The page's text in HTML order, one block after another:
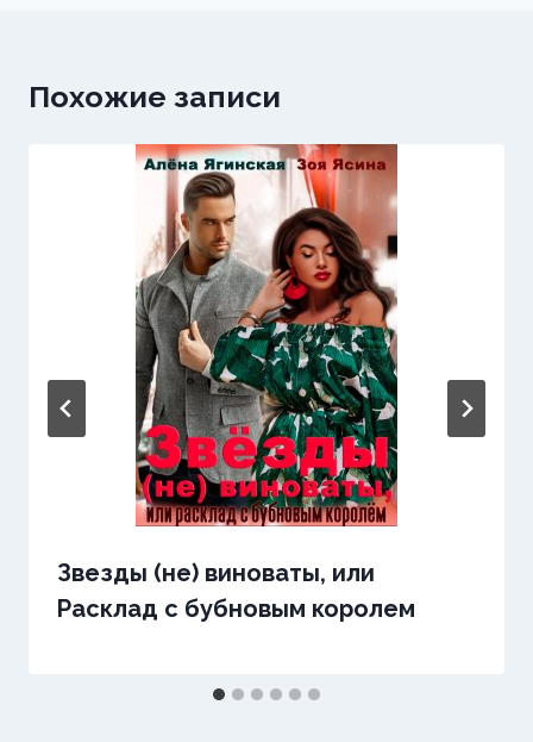
Похожие записи
Звезды (не) виноваты, или
Расклад с бубновым королем